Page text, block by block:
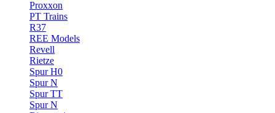
Proxxon
PT Trains
R37
REE Models
Revell
Rietze
Spur H0
Spur N
Spur TT
Spur N